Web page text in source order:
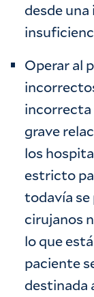
desde
Operar al
incorrecta
grave
los
estricto
todavía se
cirujanos
lo que
paciente
destinada